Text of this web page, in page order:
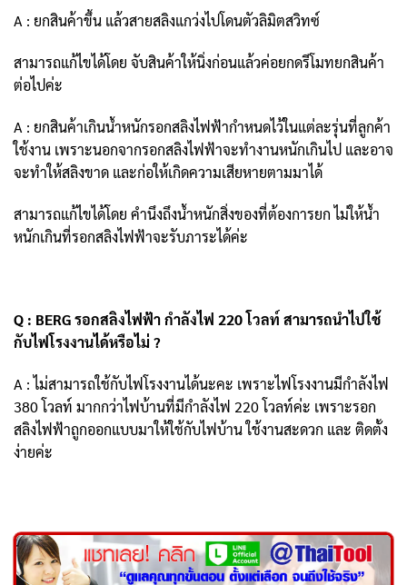
A : ยกสินค้าขึ้น แล้วสายสลิงแกว่งไปโดนตัวลิมิตสวิทซ์
สามารถแก้ไขได้โดย จับสินค้าให้นิ่งก่อนแล้วค่อยกดรีโมทยกสินค้า
ต่อไปค่ะ
A : ยกสินค้าเกินน้ำหนักรอกสลิงไฟฟ้ากำหนดไว้ในแต่ละรุ่นที่ลูกค้า
ใช้งาน เพราะนอกจากรอกสลิงไฟฟ้าจะทำงานหนักเกินไป และอาจ
จะทำให้สลิงขาด และก่อให้เกิดความเสียหายตามมาได้
สามารถแก้ไขได้โดย คำนึงถึงน้ำหนักสิ่งของที่ต้องการยก ไม่ให้น้ำ
หนักเกินที่รอกสลิงไฟฟ้าจะรับภาระได้ค่ะ
Q : BERG รอกสลิงไฟฟ้า กำลังไฟ 220 โวลท์ สามารถนำไปใช้
กับไฟโรงงานได้หรือไม่ ?
A :ไม่สามารถใช้กับไฟโรงงานได้นะคะ เพราะไฟโรงงานมีกำลังไฟ
380โวลท์ มากกว่าไฟบ้านที่มีกำลังไฟ 220โวลท์ค่ะ เพราะรอก
สลิงไฟฟ้าถูกออกแบบมาให้ใช้กับไฟบ้าน ใช้งานสะดวก และ ติดตั้ง
ง่ายค่ะ